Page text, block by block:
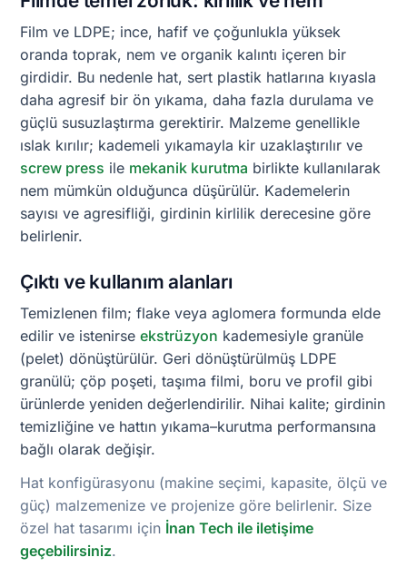
Film ve LDPE; ince, hafif ve çoğunlukla yüksek
oranda toprak, nem ve organik kalıntı içeren bir
girdidir. Bu nedenle hat, sert plastik hatlarına kıyasla
daha agresif bir ön yıkama, daha fazla durulama ve
güçlü susuzlaştırma gerektirir. Malzeme genellikle
ıslak kırılır; kademeli yıkamayla kir uzaklaştırılır ve
screw press ile mekanik kurutma birlikte kullanılarak
nem mümkün olduğunca düşürülür. Kademelerin
sayısı ve agresifliği, girdinin kirlilik derecesine göre
belirlenir.
Çıktı ve kullanım alanları
Temizlenen film; flake veya aglomera formunda elde
edilir ve istenirse ekstrüzyon kademesiyle granüle
(pelet) dönüştürülür. Geri dönüştürülmüş LDPE
granülü; çöp poşeti, taşıma filmi, boru ve profil gibi
ürünlerde yeniden değerlendirilir. Nihai kalite; girdinin
temizliğine ve hattın yıkama–kurutma performansına
bağlı olarak değişir.
Hat konfigürasyonu (makine seçimi, kapasite, ölçü ve
güç) malzemenize ve projenize göre belirlenir. Size
özel hat tasarımı için İnan Tech ile iletişime
geçebilirsiniz.